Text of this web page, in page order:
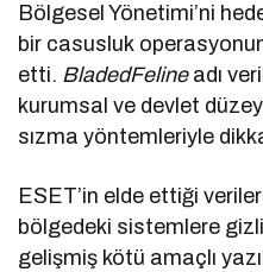
Bölgesel Yönetimi’ni
bir casusluk
etti. BladedFelineadı
kurumsal ve devlet
sızma yöntemleriyle
ESET’in elde ettiği
bölgedeki sistemlere
gelişmiş kötü amaçlı